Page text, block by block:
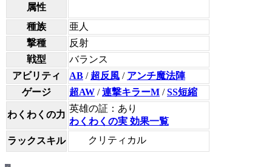
属性
種族
亜人
撃種
反射
戦型
バランス
アビリティ
AB / 超反風 / アンチ魔法陣
ゲージ
超AW /連撃キラーM /SS短縮
わくわくの力
英雄の証：あり
わくわくの実 効果一覧
ラックスキル
クリティカル